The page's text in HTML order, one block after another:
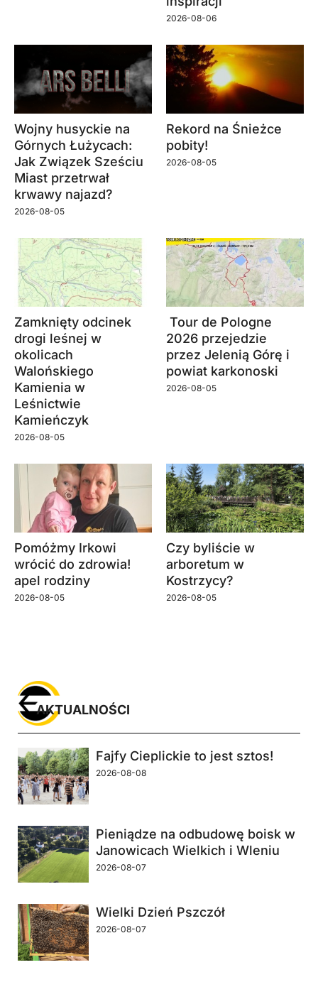
2026-08-06
Wojny husyckie na
Górnych Łużycach:
Jak Związek Sześciu
Miast przetrwał
krwawy najazd?
2026-08-05
Rekord na Śnieżce
pobity!
2026-08-05
Zamknięty odcinek
drogi leśnej w
okolicach
Walońskiego
Kamienia w
Leśnictwie
Kamieńczyk
2026-08-05
Tour de Pologne
2026 przejedzie
przez Jelenią Górę i
powiat karkonoski
2026-08-05
Pomóżmy Irkowi
wrócić do zdrowia!
apel rodziny
2026-08-05
Czy byliście w
arboretum w
Kostrzycy?
2026-08-05
Fajfy Cieplickie to jest sztos!
2026-08-08
Pieniądze na odbudowę boisk w
Janowicach Wielkich i Wleniu
2026-08-07
Wielki Dzień Pszczół
2026-08-07
AKTUALNOŚCI